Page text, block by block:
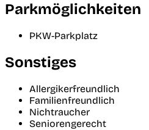
Parkmöglichkeiten
PKW-Parkplatz
Sonstiges
Allergikerfreundlich
Familienfreundlich
Nichtraucher
Seniorengerecht